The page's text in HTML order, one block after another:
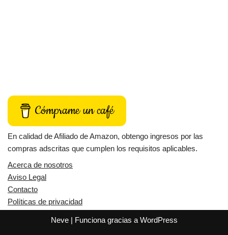
Cómprame un café
En calidad de Afiliado de Amazon, obtengo ingresos por las
compras adscritas que cumplen los requisitos aplicables.
Acerca de nosotros
Aviso Legal
Contacto
Políticas de privacidad
Neve| Funciona gracias a WordPress